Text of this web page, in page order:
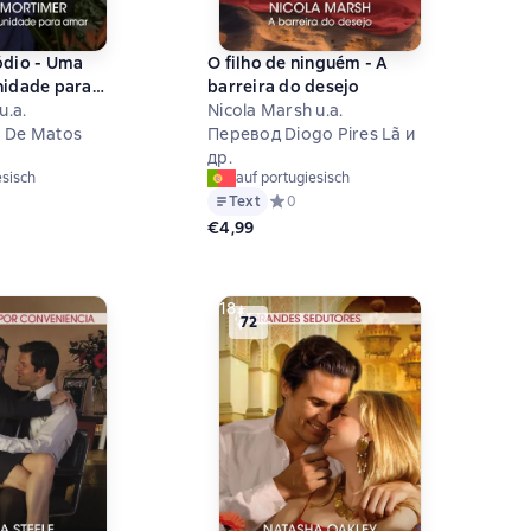
para
De Matos
рейтинг 0 на основе 0 оценок
O filho de ninguém - A
barreira do desejo
Nicola Marsh u.a.
Перевод Diogo Pires Lã и
др.
auf portugiesisch
Text Средний рейтинг 0 на основе 0
0
€4,99
18+
72